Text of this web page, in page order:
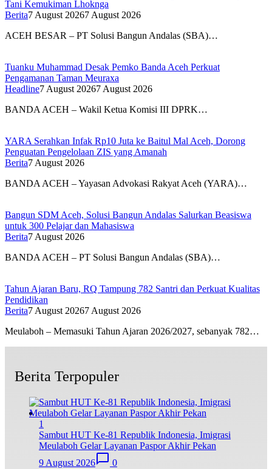
Tani Kemukiman Lhoknga
Berita7 August 20267 August 2026
ACEH BESAR – PT Solusi Bangun Andalas (SBA)…
Tuanku Muhammad Desak Pemko Banda Aceh Perkuat
Pengamanan Taman Meuraxa
Headline7 August 20267 August 2026
BANDA ACEH – Wakil Ketua Komisi III DPRK…
YARA Serahkan Infak Rp10 Juta ke Baitul Mal Aceh, Dorong
Penguatan Pengelolaan ZIS yang Amanah
Berita7 August 2026
BANDA ACEH – Yayasan Advokasi Rakyat Aceh (YARA)…
Bangun SDM Aceh, Solusi Bangun Andalas Salurkan Beasiswa
untuk 300 Pelajar dan Mahasiswa
Berita7 August 2026
BANDA ACEH – PT Solusi Bangun Andalas (SBA)…
Tahun Ajaran Baru, RQ Tampung 782 Santri dan Perkuat Kualitas
Pendidikan
Berita7 August 20267 August 2026
Meulaboh – Memasuki Tahun Ajaran 2026/2027, sebanyak 782…
Berita Terpopuler
1
Sambut HUT Ke-81 Republik Indonesia, Imigrasi
Meulaboh Gelar Layanan Paspor Akhir Pekan
9 August 2026
0